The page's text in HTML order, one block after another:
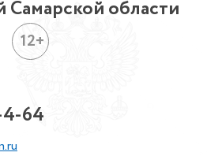
Самарской области
12+
4-64